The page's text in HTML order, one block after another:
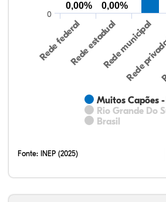
Muitos Capões -
Rio Grande Do
Brasil
Rede federalRede estadualRede municipal
Rede
0
0,00% 0,00%
Fonte: INEP (2025)